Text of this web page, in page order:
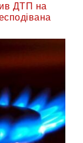
ДТП на